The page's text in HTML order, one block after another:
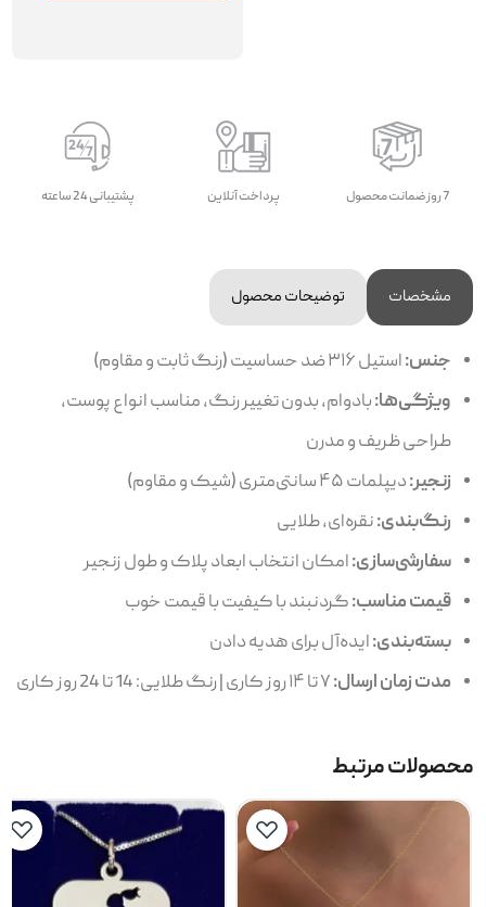
7 روز ضمانت محصول پرداخت آنلاین پشتیبانی 24 ساعته
مشخصات توضیحات محصول
جنس:استیل ۳۱۶ ضد حساسیت (رنگ ثابت و مقاوم)
ویژگی‌ها:بادوام، بدون تغییر رنگ، مناسب انواع پوست،
طراحی ظریف و مدرن
زنجیر:دیپلمات ۴۵ سانتی‌متری (شیک و مقاوم)
رنگ‌بندی:نقره‌ای، طلایی
سفارشی‌سازی:امکان انتخاب ابعاد پلاک و طول زنجیر
قیمت مناسب:گردنبند با کیفیت با قیمت خوب
بسته‌بندی:ایده‌آل برای هدیه دادن
مدت زمان ارسال:
محصولات مرتبط